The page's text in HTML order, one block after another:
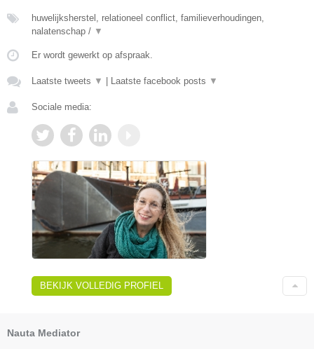
huwelijksherstel, relationeel conflict, familieverhoudingen,
nalatenschap / ▼
Er wordt gewerkt op afspraak.
Laatste tweets ▼ Laatste facebook posts ▼
Sociale media:
BEKIJK VOLLEDIG PROFIEL
Nauta Mediator